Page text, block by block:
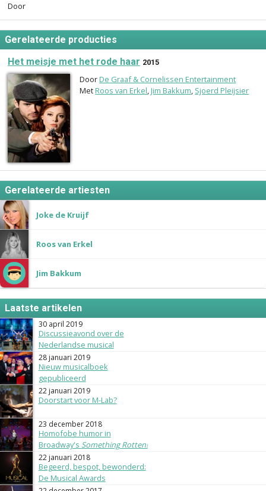
Door
Gerelateerde producties
Het meisje met het rode haar 2015
DoorDe Graaf & Cornelissen Entertainment
MetRoos van Erkel,Jim Bakkum, Sjoerd Pleijsier
Gerelateerde artiesten
Joke de Kruijf
Roos van Erkel
Jim Bakkum
Laatste artikelen
30 april 2019
Discussieavond over de
Nederlandse musical
28 januari 2019
Nieuw musicalboek
gepubliceerd
22 januari 2019
Doorstart voor M-Lab?
23 december 2018
Homofobe humor in
Broadway's Something Rotten!
22 januari 2018
Begeerd, bespot, bewonderd:
De Musical Awards